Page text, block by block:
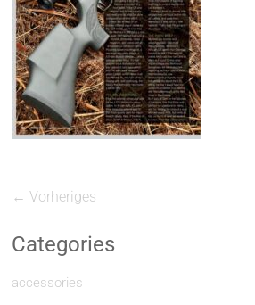
← Vorheriges
Categories
accessories